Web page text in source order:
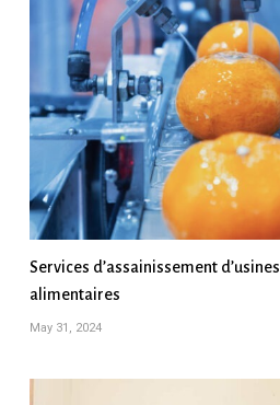
Services d’assainissement d’usines
alimentaires
May 31, 2024